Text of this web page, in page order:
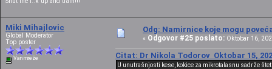
Miki Mihajlovic
Global Moderator
Top poster
Van mreže
Odg: Namirnice koje mogu
« Odgovor #25 poslato: Oktobar 16,
Citat: Dr Nikola Todorov Oktobar 15,
U unutrašnjosti kese, kokice za mikrotalasnu sadrže